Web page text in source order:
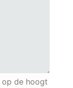
op de hoogt